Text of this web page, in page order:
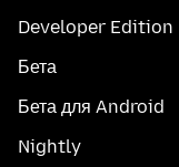
Developer Edition
Бета
Бета для Android
Nightly